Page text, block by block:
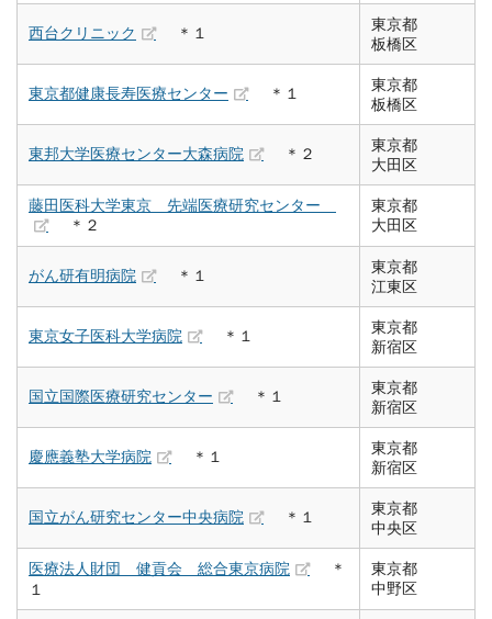
西台クリニック ＊１
東京都
板橋区
東京都健康長寿医療センター ＊１
東京都
板橋区
東邦大学医療センター大森病院 ＊２
東京都
大田区
藤田医科大学東京 先端医療研究センター
＊２
東京都
大田区
がん研有明病院 ＊１
東京都
江東区
東京女子医科大学病院 ＊１
東京都
新宿区
国立国際医療研究センター ＊１
東京都
新宿区
慶應義塾大学病院 ＊１
東京都
新宿区
国立がん研究センター中央病院 ＊１
東京都
中央区
医療法人財団 健貢会 総合東京病院
＊
１
東京都
中野区